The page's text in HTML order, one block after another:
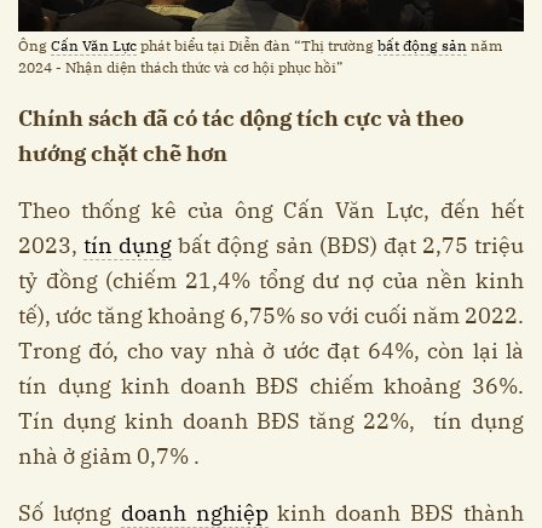
Ông Cấn Văn Lực phát biểu tại Diễn đàn “Thị trường bất động sản năm
2024 - Nhận diện thách thức và cơ hội phục hồi”
Chính sách đã có tác dộng tích cực và theo
hướng chặt chẽ hơn
Theo thống kê của ông Cấn Văn Lực, đến hết
2023,tín dụng bất động sản (BĐS) đạt 2,75 triệu
tỷ đồng (chiếm 21,4% tổng dư nợ của nền kinh
tế), ước tăng khoảng 6,75% so với cuối năm 2022.
Trong đó, cho vay nhà ở ước đạt 64%, còn lại là
tín dụng kinh doanh BĐS chiếm khoảng 36%.
Tín dụng kinh doanh BĐS tăng 22%, tín dụng
nhà ở giảm 0,7% .
Số lượng doanh nghiệpkinh doanh BĐS thành